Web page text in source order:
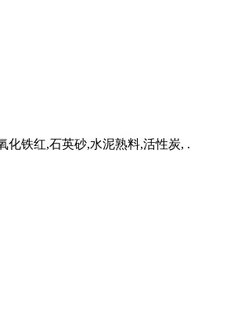
化铁红,石英砂,水泥熟料,活性炭, .